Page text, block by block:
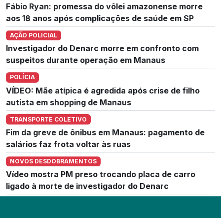
Fábio Ryan: promessa do vôlei amazonense morre
aos 18 anos após complicações de saúde em SP
AÇÃO POLICIAL
Investigador do Denarc morre em confronto com
suspeitos durante operação em Manaus
POLÍCIA
VÍDEO: Mãe atípica é agredida após crise de filho
autista em shopping de Manaus
TRANSPORTE COLETIVO
Fim da greve de ônibus em Manaus: pagamento de
salários faz frota voltar às ruas
NOVOS DESDOBRAMENTOS
Vídeo mostra PM preso trocando placa de carro
ligado à morte de investigador do Denarc